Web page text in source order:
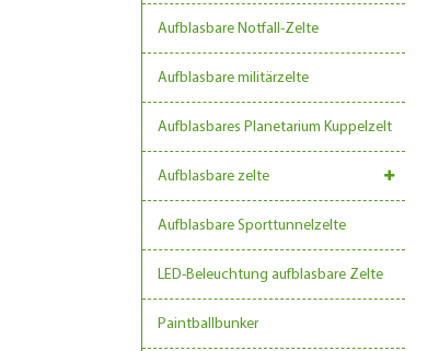
Aufblasbare Notfall-Zelte
Aufblasbare militärzelte
Aufblasbares Planetarium Kuppelzelt
Aufblasbare zelte
Aufblasbare Sporttunnelzelte
LED-Beleuchtung aufblasbare Zelte
Paintballbunker